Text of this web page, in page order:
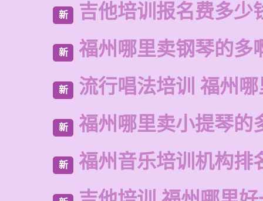
新 吉他培训报名费多少
新 福州哪里卖钢琴的多
新 流行唱法培训 福州
新 福州哪里卖小提琴的
新 福州音乐培训机构排